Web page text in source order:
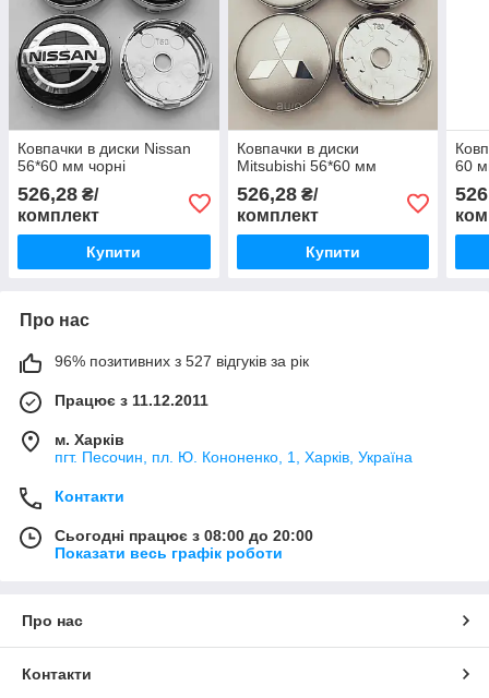
Ковпачки в диски Nissan
56*60 мм чорні
526,28 ₴/
комплект
Купити
Ковпачки в диски
Mitsubishi 56*60 мм
526,28₴/
комплект
Купити
60
Про нас
96% позитивних з 527 відгуків за рік
Працює з 11.12.2011
м. Харків
пгт. Песочин, пл. Ю. Кононенко, 1, Харків, Україна
Контакти
Сьогодні працює з 08:00 до 20:00
Показати весь графік роботи
Про нас
Контакти